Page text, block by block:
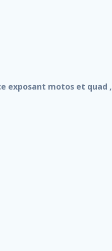
exposant motos et quad ,